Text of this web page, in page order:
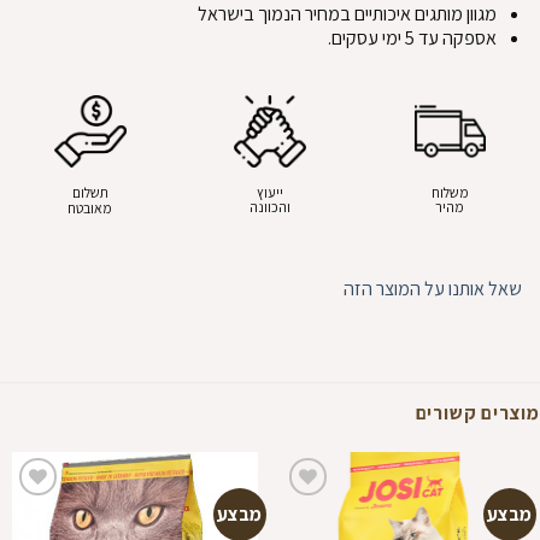
מגוון מותגים איכותיים במחיר הנמוך בישראל
אספקה עד 5 ימי עסקים.
משלוח
מהיר
ייעוץ
והכוונה
תשלום
מאובטח
שאל אותנו על המוצר הזה
מוצרים קשורים
מבצע מבצע